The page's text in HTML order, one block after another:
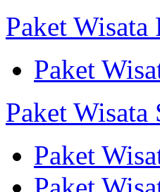
Paket
Paket
Paket Wisata
Paket